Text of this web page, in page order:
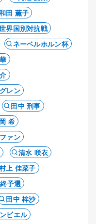
田 薫子
界国別対抗戦
ネーベルホルン杯
レン
田中 刑事
希
ァン
清水 咲衣
上 佳菜子
予選
田中 梓沙
ビエル